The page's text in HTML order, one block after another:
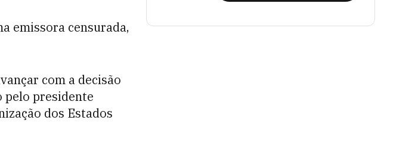
emissora censurada,
com a decisão
pelo presidente
dos Estados